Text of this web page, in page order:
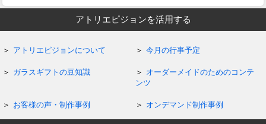
アトリエピジョンを活用する
アトリエピジョンについて 今月の行事予定
ガラスギフトの豆知識
オーダーメイドのためのコンテ
ンツ
お客様の声・制作事例 オンデマンド制作事例